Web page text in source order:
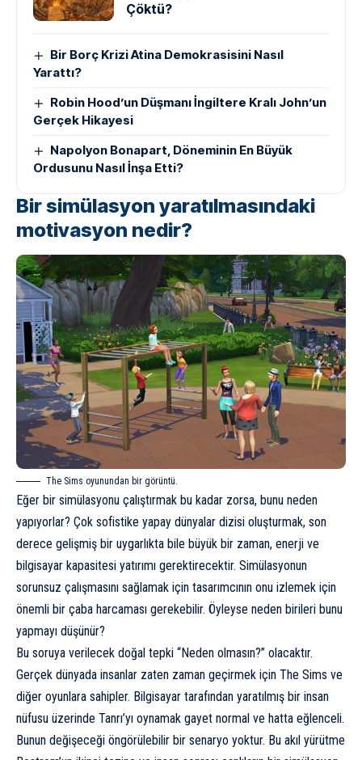
Çöktü?
Bir Borç Krizi Atina Demokrasisini Nasıl
Yarattı?
Robin Hood’un Düşmanı İngiltere Kralı John’un
Gerçek Hikayesi
Napolyon Bonapart, Döneminin En Büyük
Ordusunu Nasıl İnşa Etti?
Bir simülasyon yaratılmasındaki
motivasyon nedir?
The Sims oyunundan bir görüntü.
Eğer bir simülasyonu çalıştırmak bu kadar zorsa, bunu neden
yapıyorlar? Çok sofistike yapay dünyalar dizisi oluşturmak, son
derece gelişmiş bir uygarlıkta bile büyük bir zaman, enerji ve
bilgisayar kapasitesi yatırımı gerektirecektir. Simülasyonun
sorunsuz çalışmasını sağlamak için tasarımcının onu izlemek için
önemli bir çaba harcaması gerekebilir. Öyleyse neden birileri bunu
yapmayı düşünür?
Bu soruya verilecek doğal tepki “Neden olmasın?” olacaktır.
Gerçek dünyada insanlar zaten zaman geçirmek için The Sims ve
diğer oyunlara sahipler. Bilgisayar tarafından yaratılmış bir insan
nüfusu üzerinde Tanrı’yı oynamak gayet normal ve hatta eğlenceli.
Bunun değişeceği öngörülebilir bir senaryo yoktur. Bu akıl yürütme